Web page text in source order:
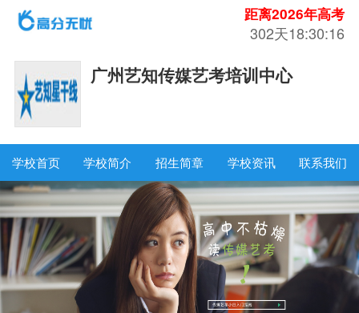
距离2026年高考
302天18:30:15
广州艺知传媒艺考培训中心
学校首页 学校简介 招生简章 学校资讯 联系我们